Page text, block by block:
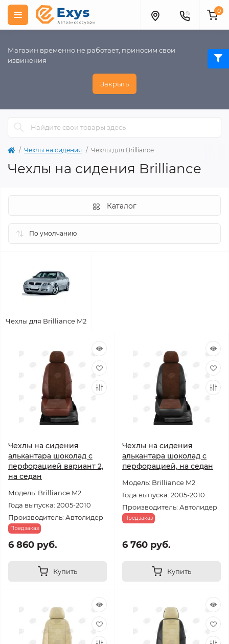
Магазин временно не работает, приносим свои
извинения
Закрыть
0
Чехлы на сидения Чехлы для Brilliance
Чехлы на сидения Brilliance
Каталог
Чехлы для Brilliance M2
Чехлы на сидения
алькантара шоколад с
перфорацией вариант 2,
на седан
Модель: Brilliance M2
Года выпуска: 2005-2010
Производитель: Автолидер
Предзаказ
6 860 руб.
Купить
Чехлы на сидения
алькантара шоколад с
перфорацией, на седан
Модель: Brilliance M2
Года выпуска: 2005-2010
Производитель: Автолидер
Предзаказ
6 760 руб.
Купить